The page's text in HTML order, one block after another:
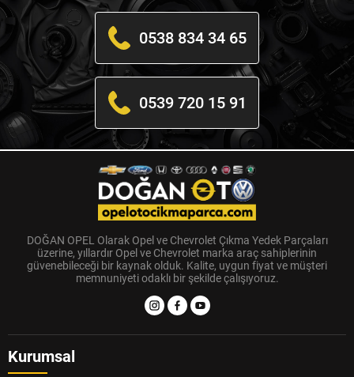
0538 834 34 65
0539 720 15 91
DOĞAN OPEL Olarak Opel ve Chevrolet Çıkma Yedek Parçaları
üzerine, yıllardır Opel ve Chevrolet marka araç sahiplerinin
güvenebileceği bir kaynak olduk. Kalite, uygun fiyat ve müşteri
memnuniyeti odaklı bir şekilde çalışıyoruz.
Kurumsal